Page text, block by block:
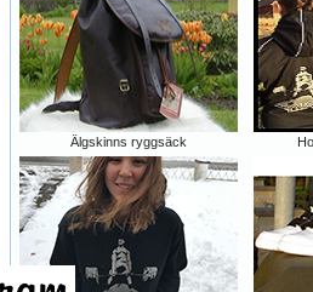
Älgskinns ryggsäck